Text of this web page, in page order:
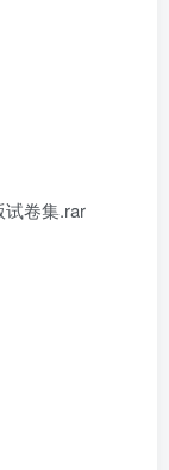
卷集.rar